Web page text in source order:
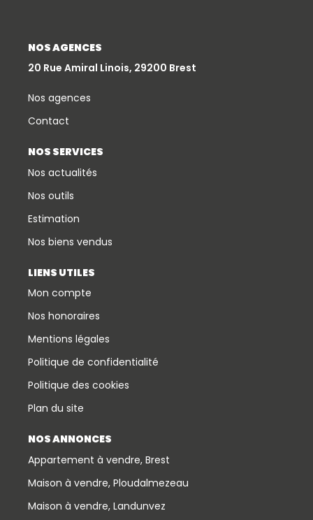
NOS AGENCES
20 Rue Amiral Linois, 29200 Brest
Nos agences
Contact
NOS SERVICES
Nos actualités
Nos outils
Estimation
Nos biens vendus
LIENS UTILES
Mon compte
Nos honoraires
Mentions légales
Politique de confidentialité
Politique des cookies
Plan du site
NOS ANNONCES
Appartement à vendre, Brest
Maison à vendre, Ploudalmezeau
Maison à vendre, Landunvez